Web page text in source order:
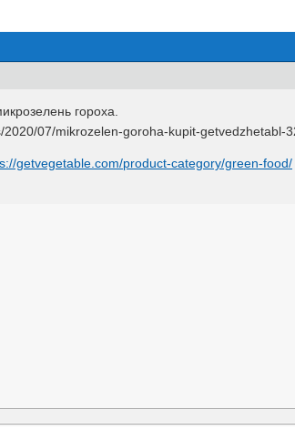
гороха.
getvegetable.com/product-category/green-food/